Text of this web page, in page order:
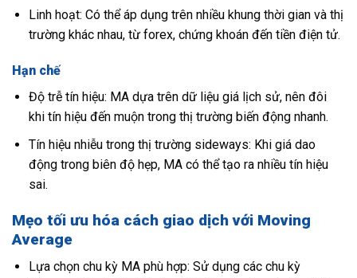
Linh hoạt: Có thể áp dụng trên nhiều khung thời gian và thị
trường khác nhau, từ forex, chứng khoán đến tiền điện tử.
Hạn chế
Độ trễ tín hiệu: MA dựa trên dữ liệu giá lịch sử, nên đôi
khi tín hiệu đến muộn trong thị trường biến động nhanh.
Tín hiệu nhiễu trong thị trường sideways: Khi giá dao
động trong biên độ hẹp, MA có thể tạo ra nhiều tín hiệu
sai.
Mẹo tối ưu hóa cách giao dịch với Moving
Average
Lựa chọn chu kỳ MA phù hợp: Sử dụng các chu kỳ